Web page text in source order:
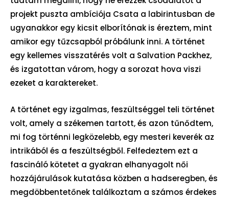
projekt puszta ambíciója Csata a labirintusban de
ugyanakkor egy kicsit elborítónak is éreztem, mint
amikor egy tűzcsapból próbálunk inni. A történet
egy kellemes visszatérés volt a Salvation Packhez,
és izgatottan várom, hogy a sorozat hova viszi
ezeket a karaktereket.
A történet egy izgalmas, feszültséggel teli történet
volt, amely a székemen tartott, és azon tűnődtem,
mi fog történni legközelebb, egy mesteri keverék az
intrikából és a feszültségből. Felfedeztem ezt a
fascináló kötetet a gyakran elhanyagolt női
hozzájárulások kutatása közben a hadseregben, és
megdöbbentetőnek találkoztam a számos érdekes